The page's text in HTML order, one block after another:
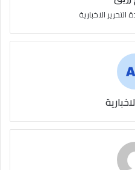
الاخبارية